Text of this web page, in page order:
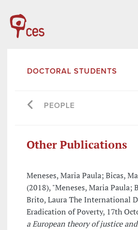
DOCTORAL STUDENTS
PEOPLE
Other Publications
Meneses, Maria Paula; Bicas,
(2018), "Meneses, Maria Paula;
Brito, Laura The International
Eradication of Poverty, 17th
a European theory of justice